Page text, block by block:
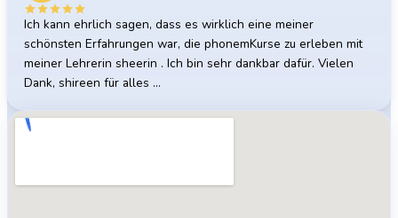
Ich kann ehrlich sagen, dass es wirklich eine meiner
schönsten Erfahrungen war, die phonemKurse zu erleben mit
meiner Lehrerin sheerin . Ich bin sehr dankbar dafür. Vielen
Dank, shireen für alles …